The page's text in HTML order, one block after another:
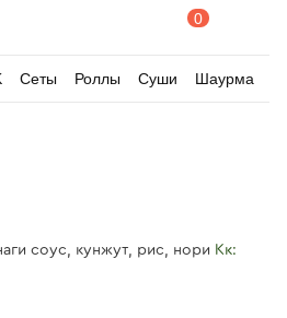
ПоискКорзина
0
Сеты Роллы Суши Шаурма
соус, кунжут, рис, нори Кк: